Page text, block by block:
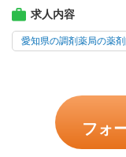
求人内容
愛知県の調剤薬局の薬
フォ